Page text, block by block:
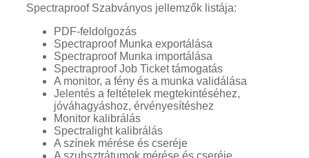
Spectraproof Szabványos jellemzők listája:
PDF-feldolgozás
Spectraproof Munka exportálása
Spectraproof Munka importálása
Spectraproof Job Ticket támogatás
A monitor, a fény és a munka validálása
Jelentés a feltételek megtekintéséhez,
jóváhagyáshoz, érvényesítéshez
Monitor kalibrálás
Spectralight kalibrálás
A színek mérése és cseréje